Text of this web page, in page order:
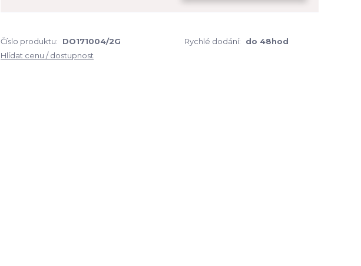
Číslo produktu: DO171004/2G Rychlé dodání:
do 48hod
Hlídat cenu / dostupnost